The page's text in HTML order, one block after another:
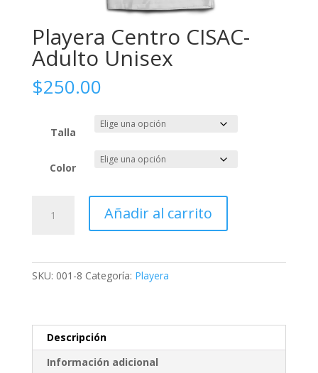
Playera Centro CISAC-
Adulto Unisex
$250.00
Talla
Color
Centro
Añadir al carrito
SKU: 001-8 Categoría: Playera
Descripción
Información adicional